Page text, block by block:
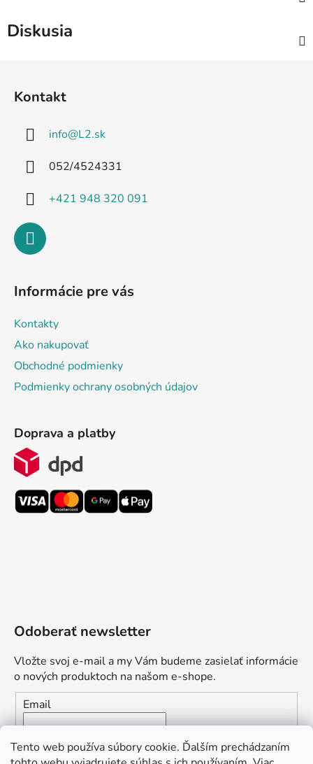
Tento web používa súbory cookie. Ďalším prechádzaním
Diskusia
Kontakt
info@L2.sk
052/4524331
+421 948 320 091
Informácie pre vás
Kontakty
Ako nakupovať
Obchodné podmienky
Podmienky ochrany osobných údajov
Doprava a platby
Odoberať newsletter
Vložte svoj e-mail a my Vám budeme zasielať informácie
o nových produktoch na našom e-shope.
Email
Vložením e-mailu súhlasíte s
podmienkami ochrany
osobných údajov